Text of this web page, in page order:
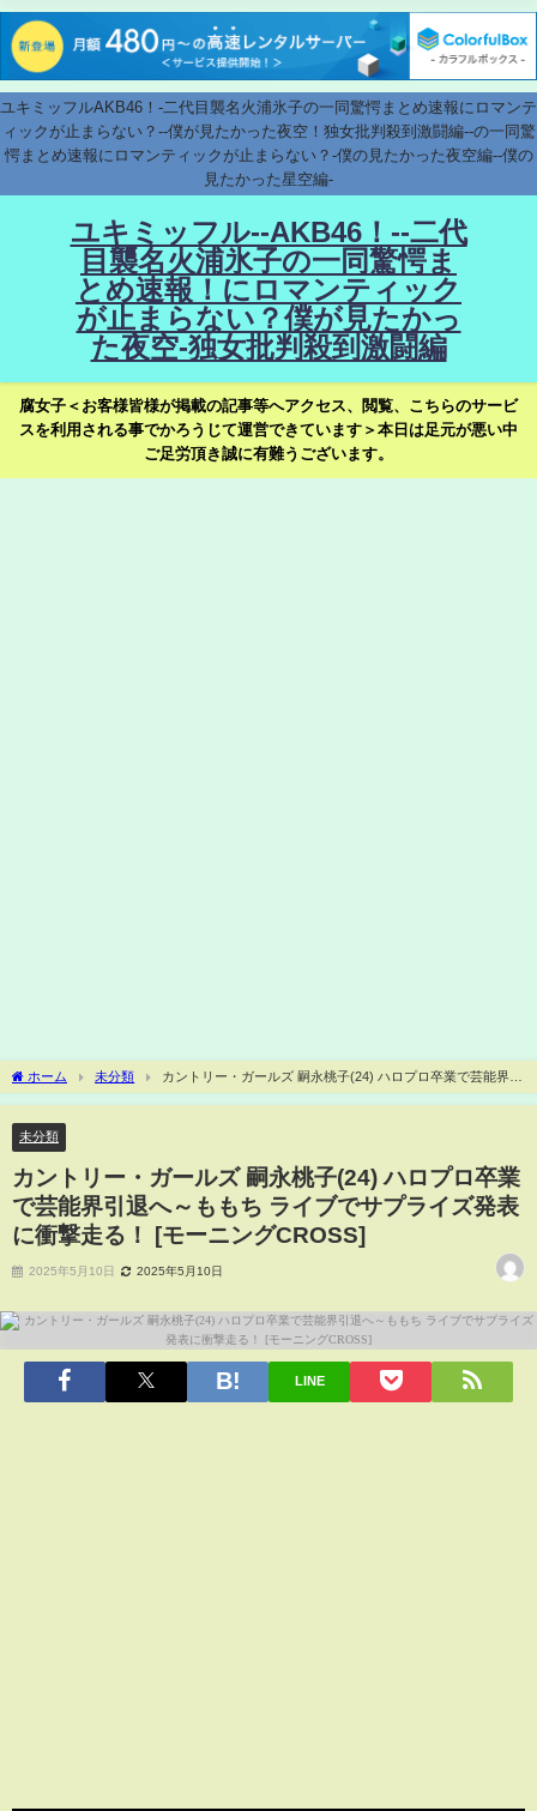
ユキミッフルAKB46！-二代目襲名火浦氷子の一同驚愕まとめ速報にロマンテ
ィックが止まらない？--僕が見たかった夜空！独女批判殺到激闘編--の一同驚
愕まとめ速報にロマンティックが止まらない？-僕の見たかった夜空編--僕の
見たかった星空編-
ユキミッフル--AKB46！--二代
目襲名火浦氷子の一同驚愕ま
とめ速報！にロマンティック
が止まらない？僕が見たかっ
た夜空-独女批判殺到激闘編
腐女子＜お客様皆様が掲載の記事等へアクセス、閲覧、こちらのサービ
スを利用される事でかろうじて運営できています＞本日は足元が悪い中
ご足労頂き誠に有難うございます。
ホーム 未分類
カントリー・ガールズ 嗣永桃子(24) ハロプロ卒業で芸能界引
退へ～ももち ライブでサプライズ発表に衝撃走る！ [モーニングCROSS]
未分類
カントリー・ガールズ 嗣永桃子(24) ハロプロ卒業
で芸能界引退へ～ももち ライブでサプライズ発表
に衝撃走る！ [モーニングCROSS]
2025年5月10日 2025年5月10日
LINE